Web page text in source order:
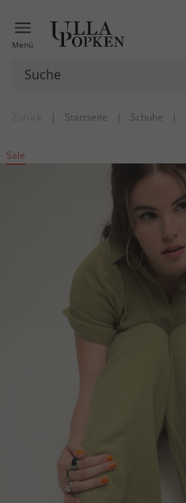
Menü
| Startseite | Schuhe |
Sale